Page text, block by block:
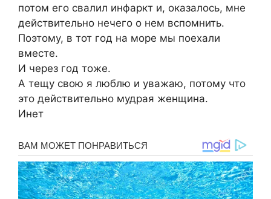
потом его свалил инфаркт и, оказалось, мне
действительно нечего о нем вспомнить.
Поэтому, в тот год на море мы поехали
вместе.
И через год тоже.
А тещу свою я люблю и уважаю, потому что
это действительно мудрая женщина.
Инет